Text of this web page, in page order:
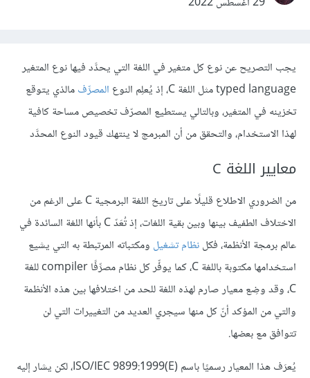
يجب التصريح عن نوع كل متغير في اللغة التي يحدَّد فيها نوع المتغير
typed language مثل اللغة C، إذ يُعلِم النوع
المصرِّفمالذي يتوقع
تخزينه في المتغير، وبالتالي يستطيع المصرّف تخصيص مساحة كافية
لهذا الاستخدام، والتحقق من أن المبرمج لا ينتهك قيود النوع المحدَّد
معايير اللغة C
من الضروري الاطلاع قليلًا على تاريخ اللغة البرمجية C على الرغم من
الاختلاف الطفيف بينها وبين بقية اللغات، إذ تُعَدّ C بأنها اللغة السائدة في
عالم برمجة الأنظمة، فكلنظام تشغيل ومكتباته المرتبطة به التي يشيع
استخدامها مكتوبة باللغة C، كما يوفِّر كل نظام مصرِّفًا compiler للغة
C، وقد وضِع معيار صارم لهذه اللغة للحد من اختلافها بين هذه الأنظمة
والتي من المؤكد أنّ كل منها سيجري العديد من التغييرات التي لن
تتوافق مع بعضها.
يُعرَف هذا المعيار رسميًا باسم ISO/IEC 9899:1999(E)‎، لكن يشار إليه